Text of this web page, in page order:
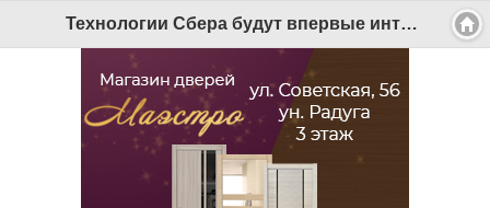
Технологии Сбера будут впервые интегрированы в серийный автомобиль - LADA AZIMUT - Беломорканал Северодвинск tv29.ru